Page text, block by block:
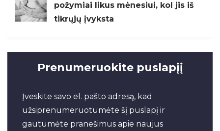
požymiai likus mėnesiui, kol jis iš
tikrųjų įvyksta
Prenumeruokite puslapįį
Įveskite savo el. pašto adresą, kad
užsiprenumeruotumėte šį puslapį ir
gautumėte pranešimus apie naujus